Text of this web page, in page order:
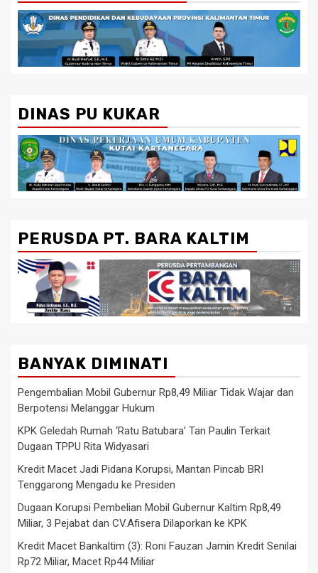
DINAS PU KUKAR
PERUSDA PT. BARA KALTIM
BANYAK DIMINATI
Pengembalian Mobil Gubernur Rp8,49 Miliar Tidak Wajar dan
Berpotensi Melanggar Hukum
KPK Geledah Rumah ‘Ratu Batubara’ Tan Paulin Terkait
Dugaan TPPU Rita Widyasari
Kredit Macet Jadi Pidana Korupsi, Mantan Pincab BRI
Tenggarong Mengadu ke Presiden
Dugaan Korupsi Pembelian Mobil Gubernur Kaltim Rp8,49
Miliar, 3 Pejabat dan CV.Afisera Dilaporkan ke KPK
Kredit Macet Bankaltim (3): Roni Fauzan Jamin Kredit Senilai
Rp72 Miliar, Macet Rp44 Miliar